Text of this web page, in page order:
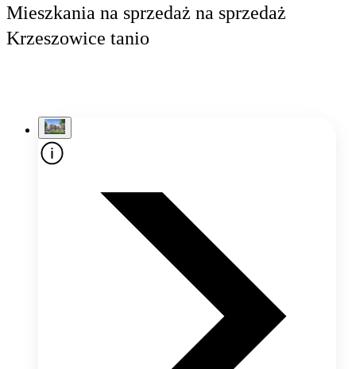
Mieszkania na sprzedaż na sprzedaż
Krzeszowice tanio